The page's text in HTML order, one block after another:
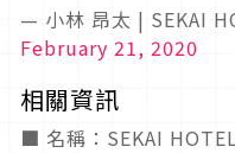
— 小林 昂太 | SEKAI
February 21, 2020
相關資訊
■ 名稱：SEKAI HOTEL